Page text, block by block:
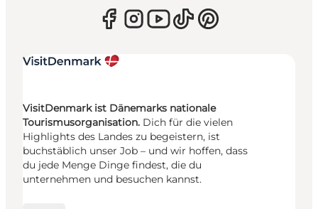
VisitDenmark ist Dänemarks nationale
Tourismusorganisation. Dich für die vielen
Highlights des Landes zu begeistern, ist
buchstäblich unser Job – und wir hoffen, dass
du jede Menge Dinge findest, die du
unternehmen und besuchen kannst.